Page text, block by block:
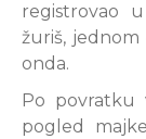
registrovao
žuriš, jednom
onda.
Po povratku
pogled